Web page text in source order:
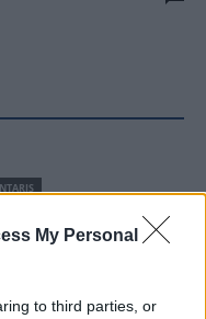
My Personal
to third parties, or